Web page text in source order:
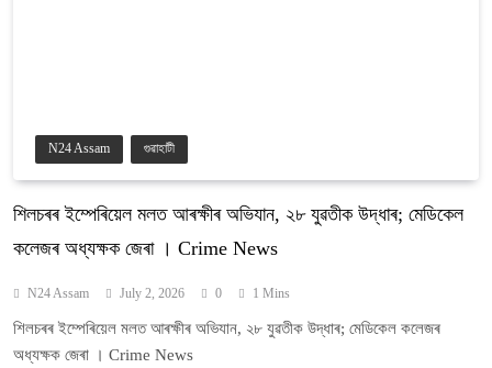
N24 Assam গুৱাহাটী
শিলচৰৰ ইম্পেৰিয়েল মলত আৰক্ষীৰ অভিযান, ২৮ যুৱতীক উদ্ধাৰ; মেডিকেল
কলেজৰ অধ্যক্ষক জেৰা । Crime News
N24 Assam July 2, 2026 0 1 Mins
শিলচৰৰ ইম্পেৰিয়েল মলত আৰক্ষীৰ অভিযান, ২৮ যুৱতীক উদ্ধাৰ; মেডিকেল কলেজৰ
অধ্যক্ষক জেৰা । Crime News